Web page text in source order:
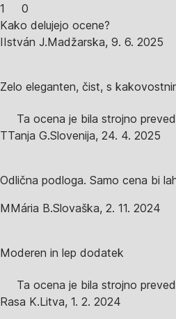
1
0
Kako delujejo ocene?
IIstván J.Madžarska, 9. 6. 2025
Zelo eleganten, čist, s
Ta ocena je bila strojno
TTanja G.Slovenija, 24. 4. 2025
Odlična podloga. Samo cena bi
MMária B.Slovaška, 2. 11. 2024
Moderen in lep dodatek
Ta ocena je bila strojno
Rasa K.Litva, 1. 2. 2024